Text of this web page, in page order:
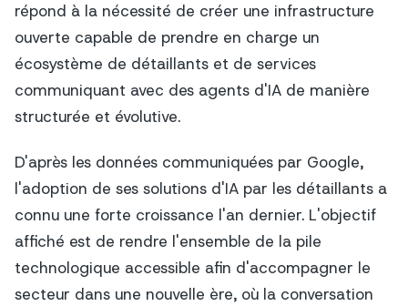
répond à la nécessité de créer une infrastructure
ouverte capable de prendre en charge un
écosystème de détaillants et de services
communiquant avec des agents d'IA de manière
structurée et évolutive.
D'après les données communiquées par Google,
l'adoption de ses solutions d'IA par les détaillants a
connu une forte croissance l'an dernier. L'objectif
affiché est de rendre l'ensemble de la pile
technologique accessible afin d'accompagner le
secteur dans une nouvelle ère, où la conversation